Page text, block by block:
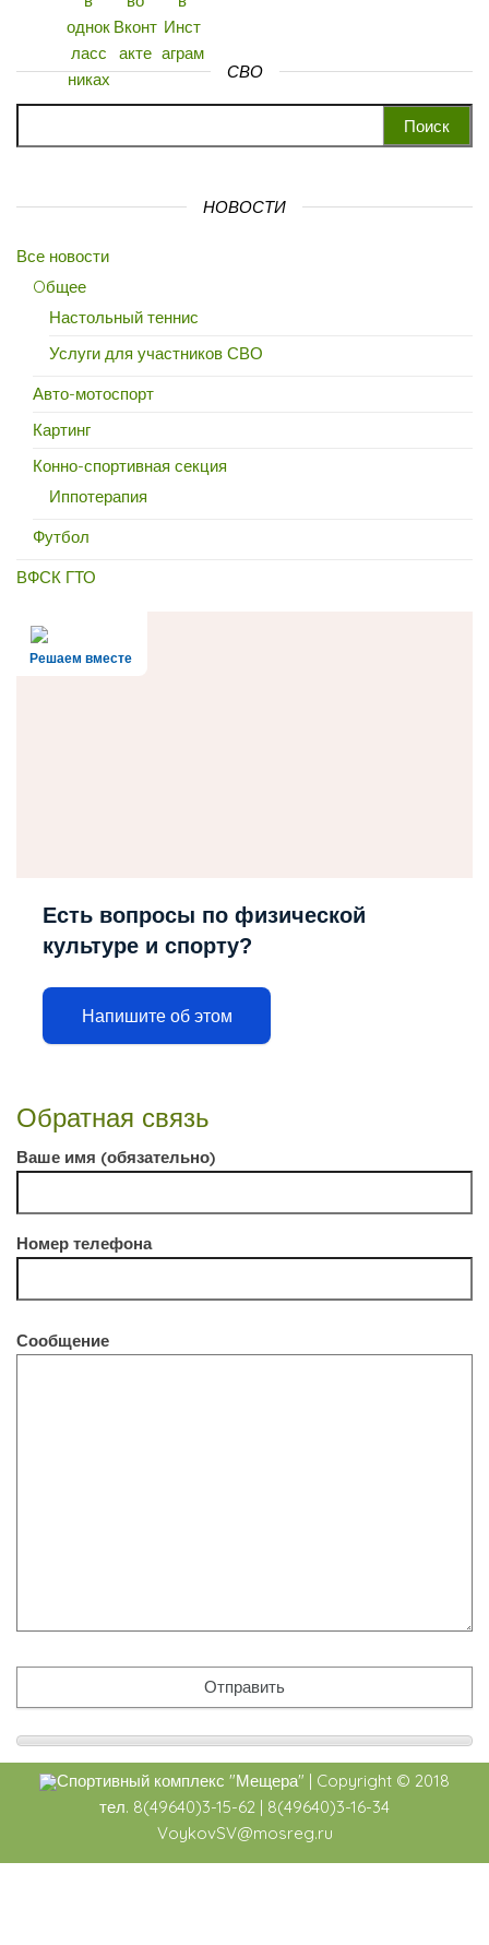
СВО
НОВОСТИ
Все новости
Oбщее
Настольный теннис
Услуги для участников СВО
Авто-мотоспорт
Картинг
Конно-спортивная секция
Иппотерапия
Футбол
ВФСК ГТО
Решаем вместе
Есть вопросы по физической
культуре и спорту?
Напишите об этом
Обратная связь
Ваше имя (обязательно)
Номер телефона
Сообщение
Спортивный комплекс "Мещера" Copyright © 2018
тел. 8(49640)3-15-62 | 8(49640)3-16-34
VoykovSV@mosreg.ru